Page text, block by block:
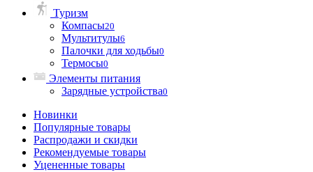
Туризм
Компасы20
Мультитулы6
Палочки для ходьбы0
Термосы0
Элементы питания
Зарядные устройства0
Новинки
Популярные товары
Распродажи и скидки
Рекомендуемые товары
Уцененные товары